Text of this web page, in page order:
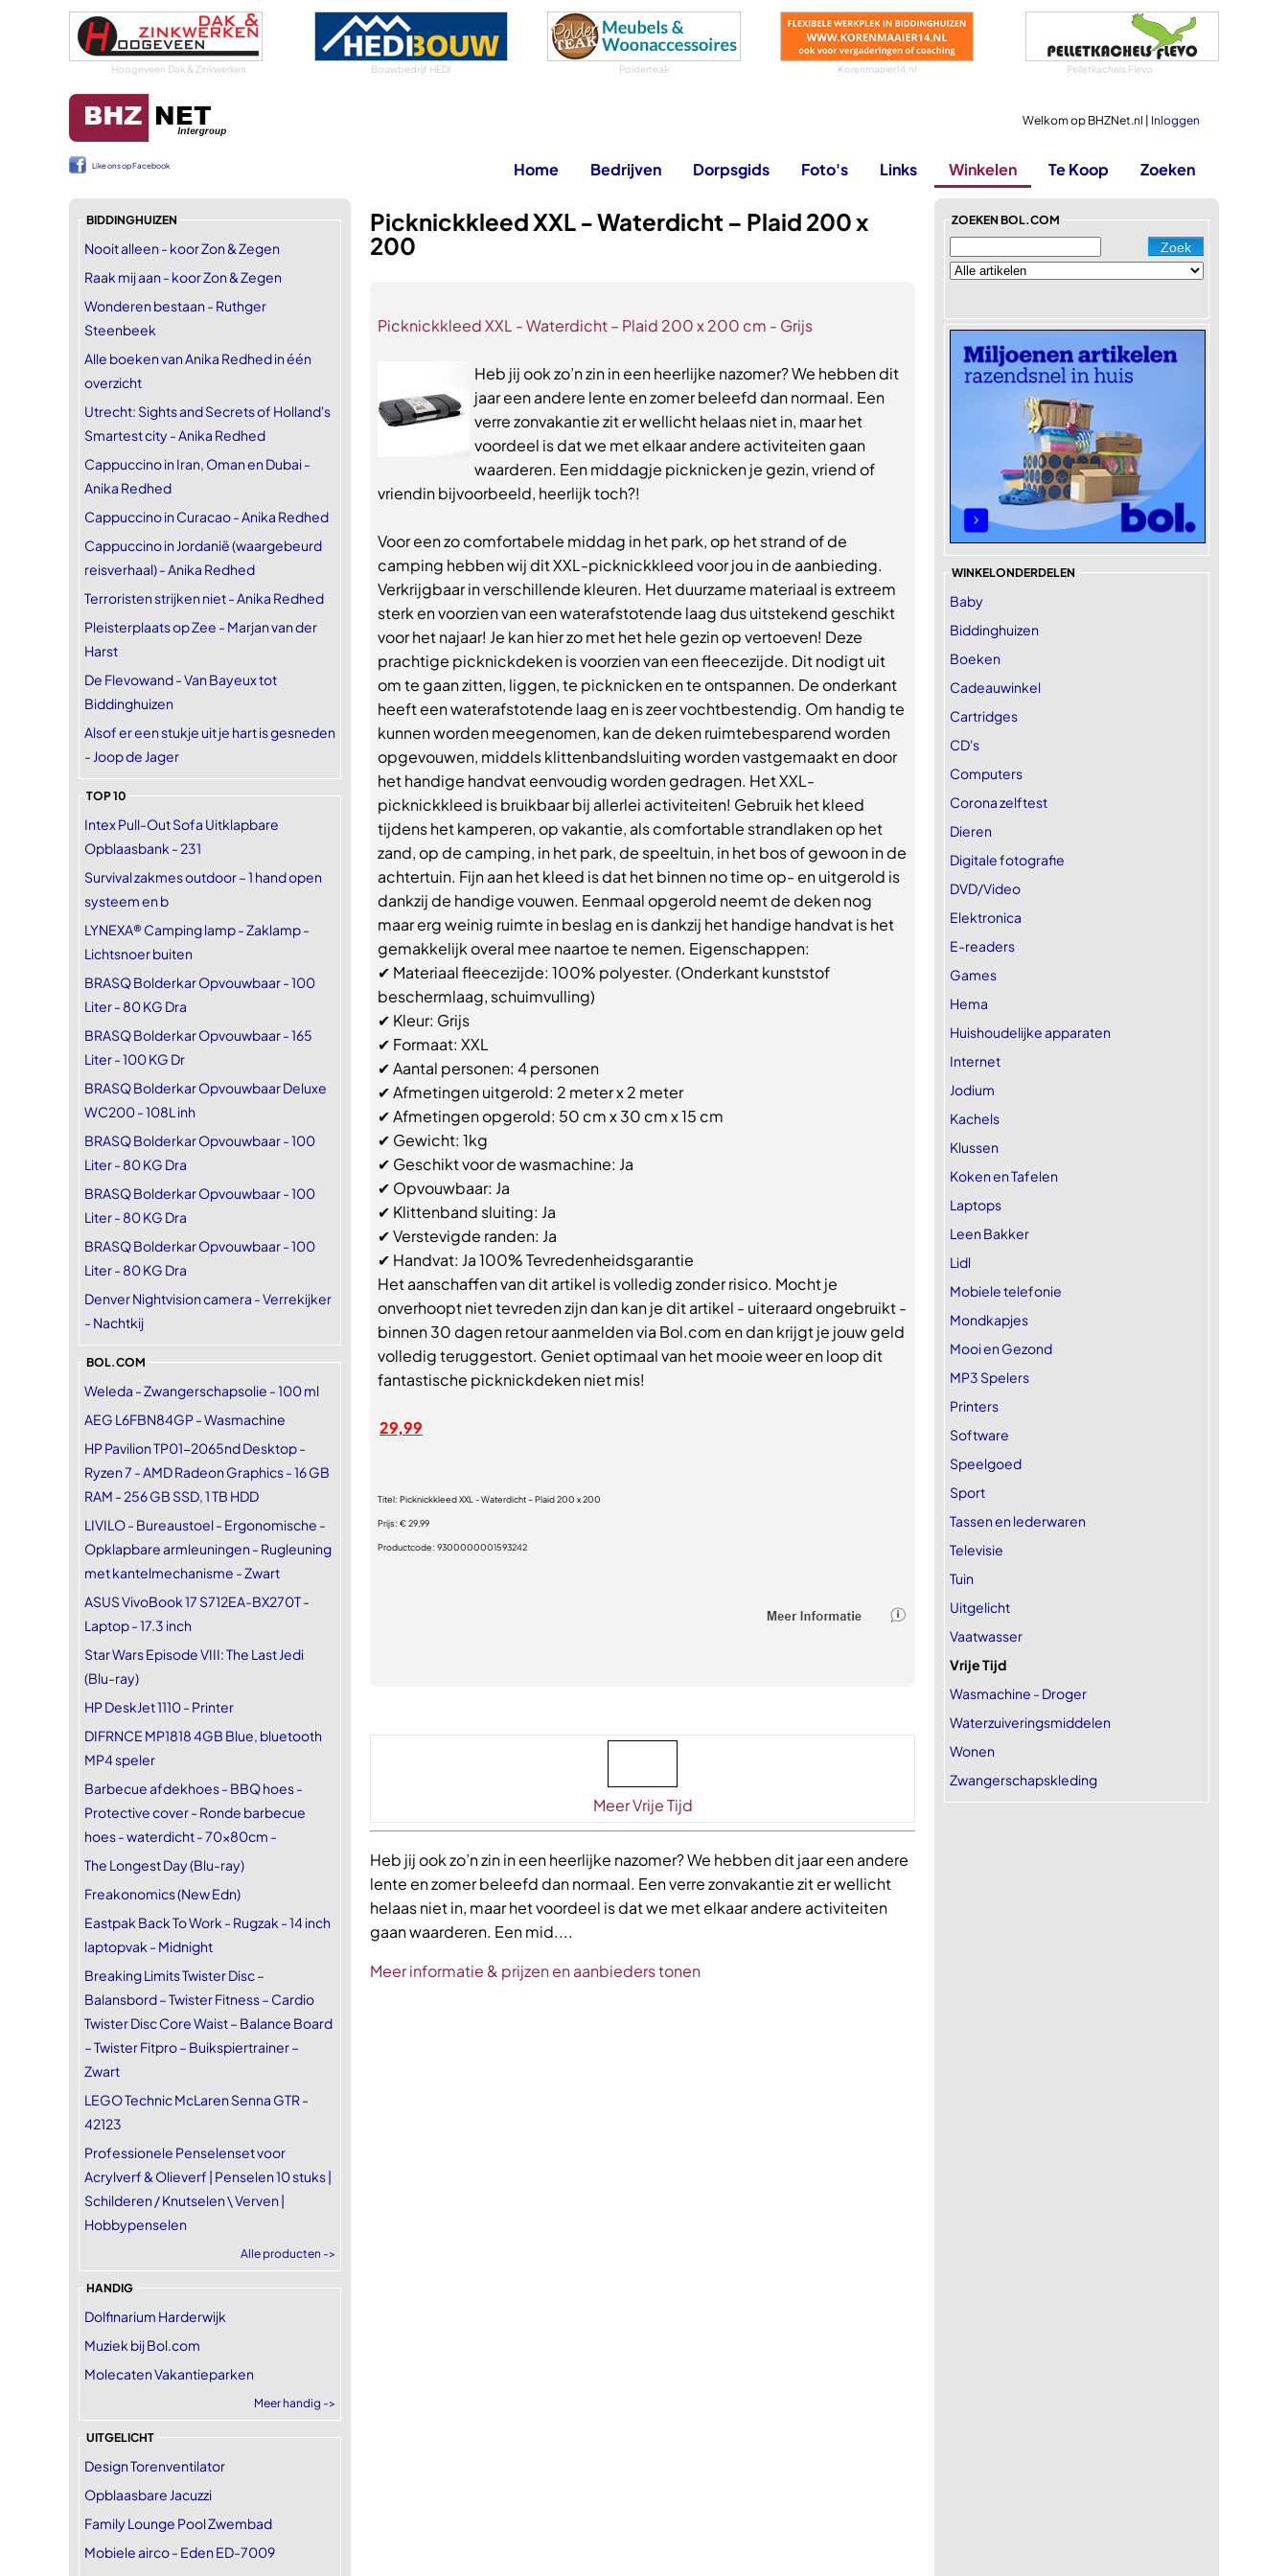
Hoogeveen Dak & Zinkwerken Bouwbedrijf HEDI Polderteak Korenmaaier14.nl Pelletkachels Flevo
Welkom op BHZNet.nl | Inloggen
Like ons op Facebook Home Bedrijven Dorpsgids Foto's Links Winkelen Te Koop Zoeken
BIDDINGHUIZEN
Nooit alleen - koor Zon & Zegen
Raak mij aan - koor Zon & Zegen
Wonderen bestaan - Ruthger
Steenbeek
Alle boeken van Anika Redhed in één
overzicht
Utrecht: Sights and Secrets of Holland's
Smartest city - Anika Redhed
Cappuccino in Iran, Oman en Dubai -
Anika Redhed
Cappuccino in Curacao - Anika Redhed
Cappuccino in Jordanië (waargebeurd
reisverhaal) - Anika Redhed
Terroristen strijken niet - Anika Redhed
Pleisterplaats op Zee - Marjan van der
Harst
De Flevowand - Van Bayeux tot
Biddinghuizen
Alsof er een stukje uit je hart is gesneden
- Joop de Jager
TOP 10
Intex Pull-Out Sofa Uitklapbare
Opblaasbank - 231
Survival zakmes outdoor – 1 hand open
systeem en b
LYNEXA® Camping lamp - Zaklamp -
Lichtsnoer buiten
BRASQ Bolderkar Opvouwbaar - 100
Liter - 80 KG Dra
BRASQ Bolderkar Opvouwbaar - 165
Liter - 100 KG Dr
BRASQ Bolderkar Opvouwbaar Deluxe
WC200 - 108L inh
BRASQ Bolderkar Opvouwbaar - 100
Liter - 80 KG Dra
BRASQ Bolderkar Opvouwbaar - 100
Liter - 80 KG Dra
BRASQ Bolderkar Opvouwbaar - 100
Liter - 80 KG Dra
Denver Nightvision camera - Verrekijker
- Nachtkij
BOL.COM
Weleda - Zwangerschapsolie - 100 ml
AEG L6FBN84GP - Wasmachine
HP Pavilion TP01-2065nd Desktop -
Ryzen 7 - AMD Radeon Graphics - 16 GB
RAM - 256 GB SSD, 1 TB HDD
LIVILO - Bureaustoel - Ergonomische -
Opklapbare armleuningen - Rugleuning
met kantelmechanisme - Zwart
ASUS VivoBook 17 S712EA-BX270T -
Laptop - 17.3 inch
Star Wars Episode VIII: The Last Jedi
(Blu-ray)
HP DeskJet 1110 - Printer
DIFRNCE MP1818 4GB Blue, bluetooth
MP4 speler
Barbecue afdekhoes - BBQ hoes -
Protective cover - Ronde barbecue
hoes - waterdicht - 70x80cm -
The Longest Day (Blu-ray)
Freakonomics (New Edn)
Eastpak Back To Work - Rugzak - 14 inch
laptopvak - Midnight
Breaking Limits Twister Disc –
Balansbord – Twister Fitness – Cardio
Twister Disc Core Waist – Balance Board
– Twister Fitpro – Buikspiertrainer –
Zwart
LEGO Technic McLaren Senna GTR -
42123
Professionele Penselenset voor
Acrylverf & Olieverf | Penselen 10 stuks |
Schilderen / Knutselen \ Verven |
Hobbypenselen
Alle producten ->
HANDIG
Dolfinarium Harderwijk
Muziek bij Bol.com
Molecaten Vakantieparken
Meer handig ->
UITGELICHT
Design Torenventilator
Opblaasbare Jacuzzi
Family Lounge Pool Zwembad
Mobiele airco - Eden ED-7009
Picknickkleed XXL - Waterdicht – Plaid 200 x
200
Picknickkleed XXL - Waterdicht – Plaid 200 x 200 cm - Grijs
Heb jij ook zo’n zin in een heerlijke nazomer? We hebben dit
jaar een andere lente en zomer beleefd dan normaal. Een
verre zonvakantie zit er wellicht helaas niet in, maar het
voordeel is dat we met elkaar andere activiteiten gaan
waarderen. Een middagje picknicken je gezin, vriend of
vriendin bijvoorbeeld, heerlijk toch?!
Voor een zo comfortabele middag in het park, op het strand of de
camping hebben wij dit XXL-picknickkleed voor jou in de aanbieding.
Verkrijgbaar in verschillende kleuren. Het duurzame materiaal is extreem
sterk en voorzien van een waterafstotende laag dus uitstekend geschikt
voor het najaar! Je kan hier zo met het hele gezin op vertoeven! Deze
prachtige picknickdeken is voorzien van een fleecezijde. Dit nodigt uit
om te gaan zitten, liggen, te picknicken en te ontspannen. De onderkant
heeft een waterafstotende laag en is zeer vochtbestendig. Om handig te
kunnen worden meegenomen, kan de deken ruimtebesparend worden
opgevouwen, middels klittenbandsluiting worden vastgemaakt en door
het handige handvat eenvoudig worden gedragen. Het XXL-
picknickkleed is bruikbaar bij allerlei activiteiten! Gebruik het kleed
tijdens het kamperen, op vakantie, als comfortable strandlaken op het
zand, op de camping, in het park, de speeltuin, in het bos of gewoon in de
achtertuin. Fijn aan het kleed is dat het binnen no time op- en uitgerold is
dankzij de handige vouwen. Eenmaal opgerold neemt de deken nog
maar erg weinig ruimte in beslag en is dankzij het handige handvat is het
gemakkelijk overal mee naartoe te nemen. Eigenschappen:
✔ Materiaal fleecezijde: 100% polyester. (Onderkant kunststof
beschermlaag, schuimvulling)
✔ Kleur: Grijs
✔ Formaat: XXL
✔ Aantal personen: 4 personen
✔ Afmetingen uitgerold: 2 meter x 2 meter
✔ Afmetingen opgerold: 50 cm x 30 cm x 15 cm
✔ Gewicht: 1kg
✔ Geschikt voor de wasmachine: Ja
✔ Opvouwbaar: Ja
✔ Klittenband sluiting: Ja
✔ Verstevigde randen: Ja
✔ Handvat: Ja 100% Tevredenheidsgarantie
Het aanschaffen van dit artikel is volledig zonder risico. Mocht je
onverhoopt niet tevreden zijn dan kan je dit artikel - uiteraard ongebruikt -
binnen 30 dagen retour aanmelden via Bol.com en dan krijgt je jouw geld
volledig teruggestort. Geniet optimaal van het mooie weer en loop dit
fantastische picknickdeken niet mis!
29,99
Titel: Picknickkleed XXL - Waterdicht – Plaid 200 x 200
Prijs: € 29,99
Productcode: 9300000001593242
Meer Vrije Tijd
Heb jij ook zo’n zin in een heerlijke nazomer? We hebben dit jaar een andere
lente en zomer beleefd dan normaal. Een verre zonvakantie zit er wellicht
helaas niet in, maar het voordeel is dat we met elkaar andere activiteiten
gaan waarderen. Een mid....
Meer informatie & prijzen en aanbieders tonen
ZOEKEN BOL.COM
WINKELONDERDELEN
Baby
Biddinghuizen
Boeken
Cadeauwinkel
Cartridges
CD's
Computers
Corona zelftest
Dieren
Digitale fotografie
DVD/Video
Elektronica
E-readers
Games
Hema
Huishoudelijke apparaten
Internet
Jodium
Kachels
Klussen
Koken en Tafelen
Laptops
Leen Bakker
Lidl
Mobiele telefonie
Mondkapjes
Mooi en Gezond
MP3 Spelers
Printers
Software
Speelgoed
Sport
Tassen en lederwaren
Televisie
Tuin
Uitgelicht
Vaatwasser
Vrije Tijd
Wasmachine - Droger
Waterzuiveringsmiddelen
Wonen
Zwangerschapskleding